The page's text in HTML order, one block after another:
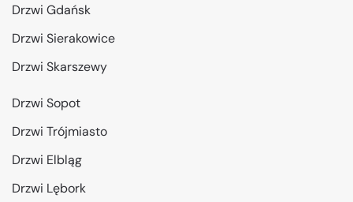
Drzwi Gdańsk
Drzwi Sierakowice
Drzwi Skarszewy
Drzwi Sopot
Drzwi Trójmiasto
Drzwi Elbląg
Drzwi Lębork